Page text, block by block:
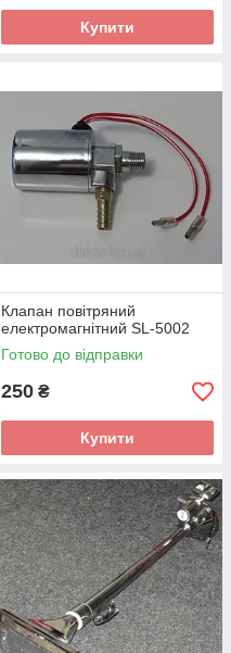
Купити
Клапан повітряний
електромагнітний SL-5002
Готово до відправки
250 ₴
Купити